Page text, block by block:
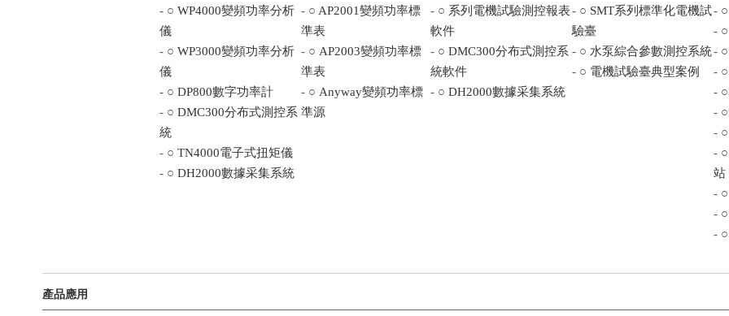
- ○ WP4000變頻功率分析
儀
- ○ WP3000變頻功率分析
儀
- ○ DP800數字功率計
- ○ DMC300分布式測控系
統
- ○ TN4000電子式扭矩儀
- ○ DH2000數據采集系統
- ○ AP2001變頻功率標
準表
- ○ AP2003變頻功率標
準表
- ○ Anyway變頻功率標
準源
- ○ 系列電機試驗測控報表
軟件
- ○ DMC300分布式測控系
統軟件
- ○ DH2000數據采集系統
- ○ SMT系列標準化電機試
驗臺
- ○ 水泵綜合參數測控系統
- ○ 電機試驗臺典型案例
-
-
-
-
-
-
-
-
站
-
-
-
產品應用